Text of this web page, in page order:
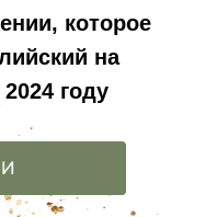
которое
на
году